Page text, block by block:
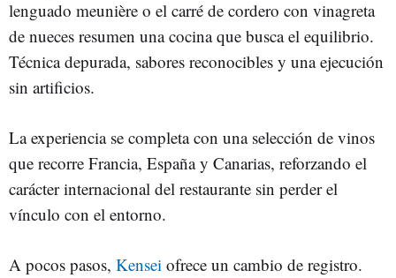
lenguado meunière o el carré de cordero con vinagreta
de nueces resumen una cocina que busca el equilibrio.
Técnica depurada, sabores reconocibles y una ejecución
sin artificios.
La experiencia se completa con una selección de vinos
que recorre Francia, España y Canarias, reforzando el
carácter internacional del restaurante sin perder el
vínculo con el entorno.
A pocos pasos, Kensei ofrece un cambio de registro.